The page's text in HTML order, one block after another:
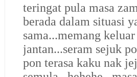
teringat pula masa
berada dalam situasi
sama...memang
jantan...seram sejuk
pon terasa kaku nak